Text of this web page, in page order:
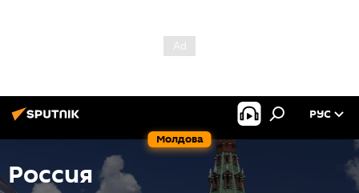
Молдова
РУС
Россия